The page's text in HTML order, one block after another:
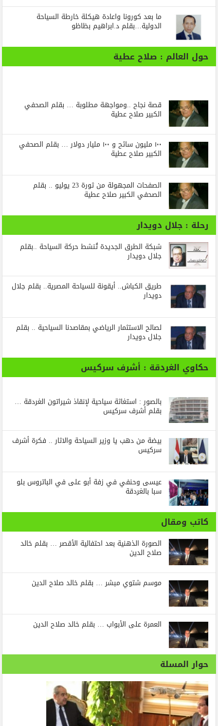
ما بعد كورونا واعادة هيكلة خارطة السياحة
الدولية…بقلم د.ابراهيم بظاظو
حول العالم : صلاح عطية
قصة نجاح ..ومواجهة مطلوبة … بقلم الصحفي
الكبير صلاح عطية
١٠٠ مليون سائح و ١٠٠ مليار دولار … بقلم الصحفي
الكبير صلاح عطية
الصفحات المجهولة من ثورة 23 يوليو .. بقلم
الصحفي الكبير صلاح عطية
رحلة : جلال دويدار
شبكة الطرق الجديدة تُنشط حركة السياحة ..بقلم
جلال دويدار
طريق الكباش.. أيقونة للسياحة المصرية.. بقلم جلال
دويدار
لصالح الاستثمار الرياضي بمقاصدنا السياحية .. بقلم
جلال دويدار
حكاوي الغردقة : أشرف سركيس
بالصور : استغاثة سياحية لإنقاذ شيراتون الغردقة …
بقلم أشرف سركيس
بيضة من دهب يا وزير السياحة والاثار .. فكرة أشرف
سركيس
عيسى وحنفي في زفة أبو على في الباتروس بلو
سبا بالغردقة
كاتب ومقال
الصورة الذهنية بعد احتفالية الأقصر … بقلم خالد
صلاح الدين
موسم شتوي مبشر … بقلم خالد صلاح الدين
العمرة على الأبواب … بقلم خالد صلاح الدين
حوار المسلة